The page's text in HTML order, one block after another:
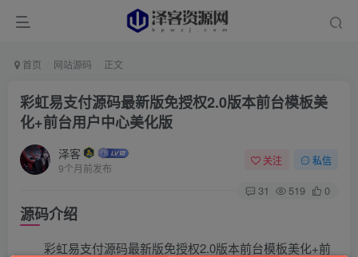
首页 网站源码 正文
彩虹易支付源码最新版免授权2.0版本前台模板美
化+前台用户中心美化版
泽客
9个月前发布
关注 私信
31 519 0
源码介绍
彩虹易支付源码最新版免授权2.0版本前台模板美化+前